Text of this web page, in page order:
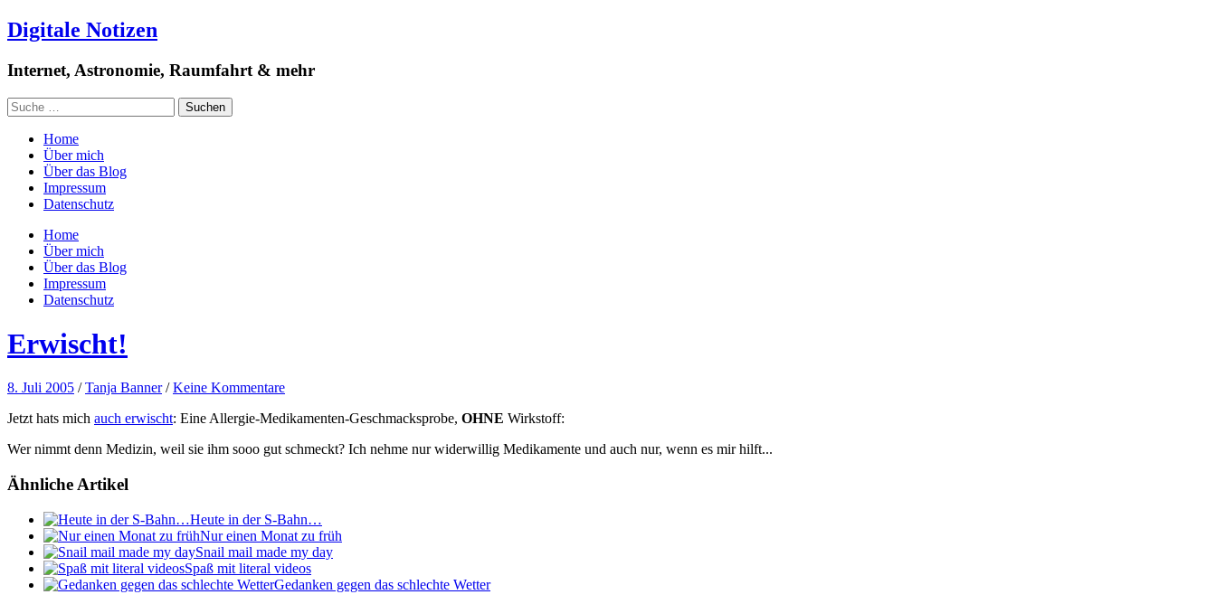
Digitale Notizen
Internet, Astronomie, Raumfahrt & mehr
Home
Über mich
Über das Blog
Impressum
Datenschutz
Home
Über mich
Über das Blog
Impressum
Datenschutz
Erwischt!
8. Juli 2005 /Tanja Banner /Keine Kommentare
Jetzt hats mich auch erwischt: Eine Allergie-Medikamenten-Geschmacksprobe, OHNE Wirkstoff:
Wer nimmt denn Medizin, weil sie ihm sooo gut schmeckt? Ich nehme nur widerwillig Medikamente und auch nur, wenn es mir hilft...
Ähnliche Artikel
Heute in der S-Bahn…
Nur einen Monat zu früh
Snail mail made my day
Spaß mit literal videos
Gedanken gegen das schlechte Wetter